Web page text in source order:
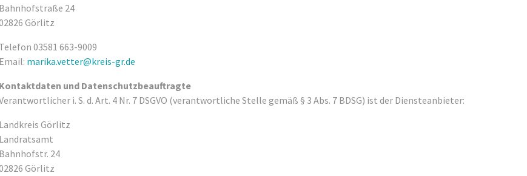
24
Görlitz
03581 663-9009
marika.vetter@kreis-gr.de
und Datenschutzbeauftragte
i. S. d. Art. 4 Nr. 7 DSGVO (verantwortliche Stelle gemäß § 3 Abs. 7 BDSG) ist der Diensteanbieter:
Görlitz
24
Görlitz